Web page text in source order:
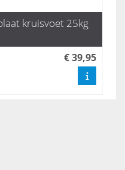
kruisvoet 25kg
€ 39,95